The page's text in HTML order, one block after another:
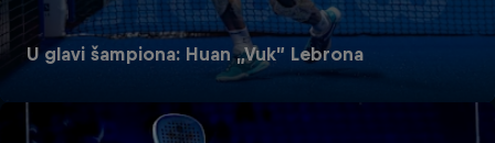
U glavi šampiona: Huan „Vuk” Lebrona